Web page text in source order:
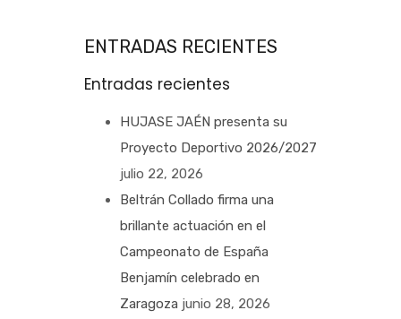
ENTRADAS RECIENTES
Entradas recientes
HUJASE JAÉN presenta su
Proyecto Deportivo 2026/2027
julio 22, 2026
Beltrán Collado firma una
brillante actuación en el
Campeonato de España
Benjamín celebrado en
Zaragoza junio 28, 2026